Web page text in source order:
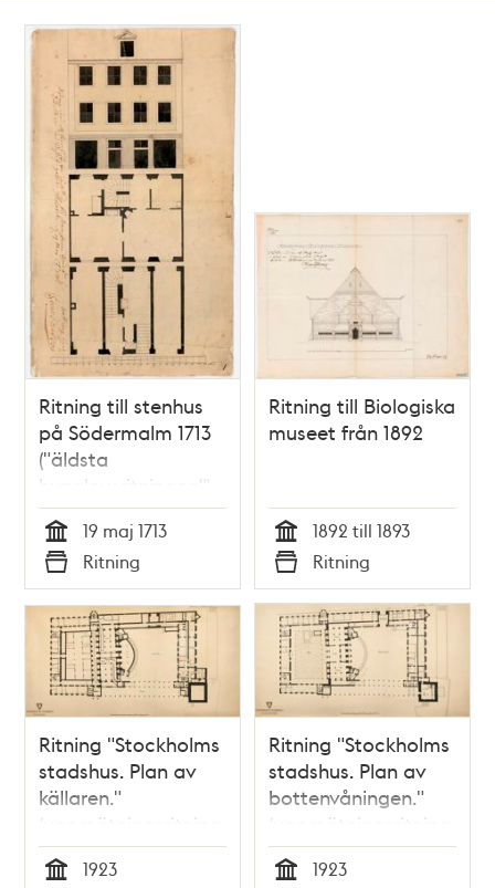
Ritning till stenhus
på Södermalm 1713
("äldsta
bygglovsritningen")
Tid
19 maj 1713
Typ
Ritning
Ritning till Biologiska
museet från 1892
Tid
1892 till 1893
Typ
Ritning
Ritning "Stockholms
stadshus. Plan av
källaren."
(uppmätningsritning
1923)
1923
Ritning "Stockholms
stadshus. Plan av
bottenvåningen."
(uppmätningsritning
1923)
1923